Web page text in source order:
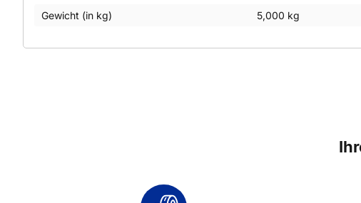
Gewicht (in kg)
5,000 kg